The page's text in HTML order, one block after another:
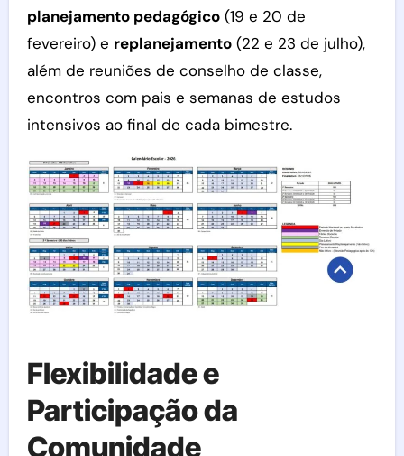
planejamento pedagógico(19 e 20 de
fevereiro) e replanejamento(22 e 23 de julho),
além de reuniões de conselho de classe,
encontros com pais e semanas de estudos
intensivos ao final de cada bimestre.
Flexibilidade e
Participação da
Comunidade